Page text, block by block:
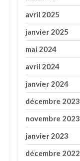
avril 2025
janvier 2025
mai 2024
avril 2024
janvier 2024
décembre 2023
novembre 2023
janvier 2023
décembre 2022